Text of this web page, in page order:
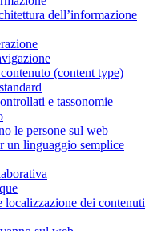
dell’informazione
(content type)
e tassonomie
le persone sul web
un linguaggio semplice
localizzazione dei contenuti